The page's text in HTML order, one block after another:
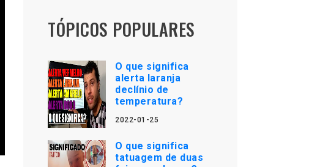
TÓPICOS POPULARES
O que significa
alerta laranja
declínio de
temperatura?
2022-01-25
O que significa
tatuagem de duas